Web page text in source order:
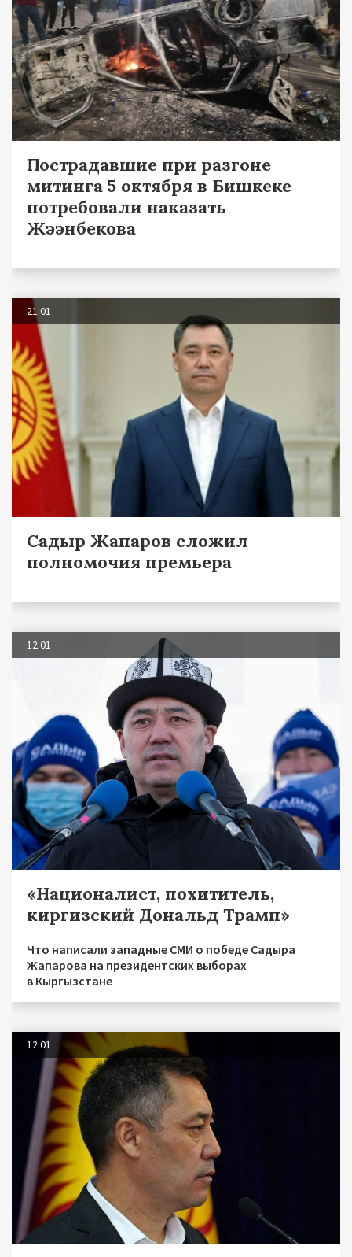
Пострадавшие при разгоне
митинга 5 октября в Бишкеке
потребовали наказать
Жээнбекова
21.01
Садыр Жапаров сложил
полномочия премьера
12.01
«Националист, похититель,
киргизский Дональд Трамп»
Что написали западные СМИ о победе Садыра
Жапарова на президентских выборах
в Кыргызстане
12.01